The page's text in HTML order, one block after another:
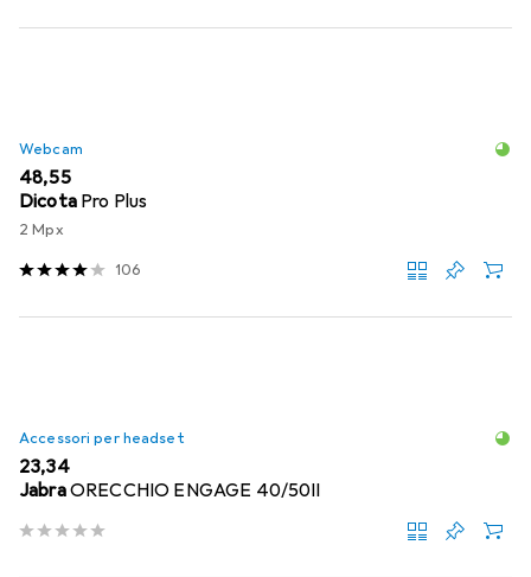
Webcam
EUR
48,55
Dicota Pro Plus
2 Mpx
106
Accessori per headset
EUR
23,34
JabraORECCHIO ENGAGE 40/50II